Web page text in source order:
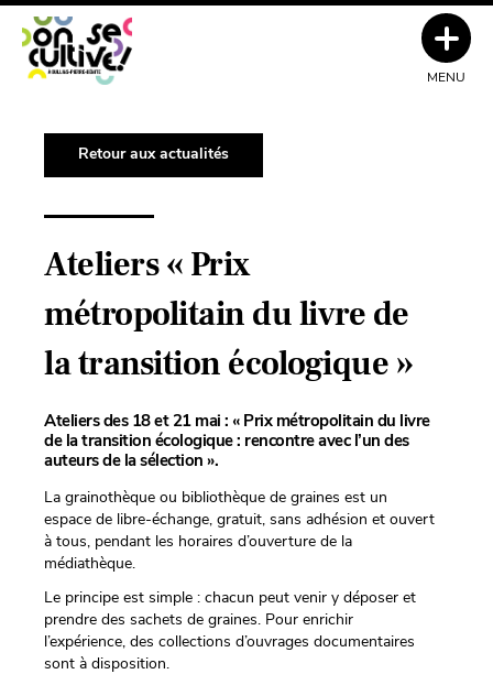
Retour aux actualités
Ateliers « Prix
métropolitain du livre de
la transition écologique »
Ateliers des 18 et 21 mai : « Prix métropolitain du livre
de la transition écologique : rencontre avec l’un des
auteurs de la sélection ».
La grainothèque ou bibliothèque de graines est un
espace de libre-échange, gratuit, sans adhésion et ouvert
à tous, pendant les horaires d’ouverture de la
médiathèque.
Le principe est simple : chacun peut venir y déposer et
prendre des sachets de graines. Pour enrichir
l’expérience, des collections d’ouvrages documentaires
sont à disposition.
MENU